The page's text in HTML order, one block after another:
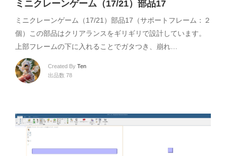
ミニクレーンゲーム（17/21）部品17
ミニクレーンゲーム（17/21）部品17（サポートフレーム：２
個）この部品はクリアランスをギリギリで設計しています。
上部フレームの下に入れることでガタつき、崩れ…
Created By Ten
出品数 78